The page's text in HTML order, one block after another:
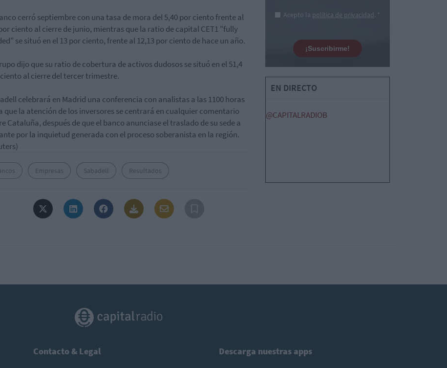
cerró septiembre con una tasa de mora del 5,40 por ciento frente al
ciento al cierre de junio, mientras que la ratio de capital CET1 "fully
se situó en el 13 por ciento, frente al 12,13 por ciento de hace un año.
dijo que su ratio de cobertura de activos dudosos se situó en el 51,4
al cierre del tercer trimestre.
celebrará en Madrid una conferencia con analistas a las 1100 horas
que la atención de los inversores se centrará en cualquier comentario
Cataluña, después de que el banco anunciase el traslado de su sede a
por la inquietud generada con el proceso soberanista en la región.
Empresas Sabadell Resultados
Acepto la política de privacidad. *
¡Suscribirme!
EN DIRECTO
@CAPITALRADIOB
Contacto & Legal Descarga nuestras apps